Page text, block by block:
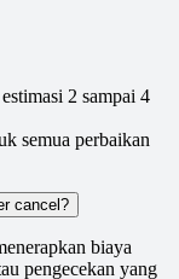
2 sampai 4
semua perbaikan
cancel?
biaya
pengecekan yang